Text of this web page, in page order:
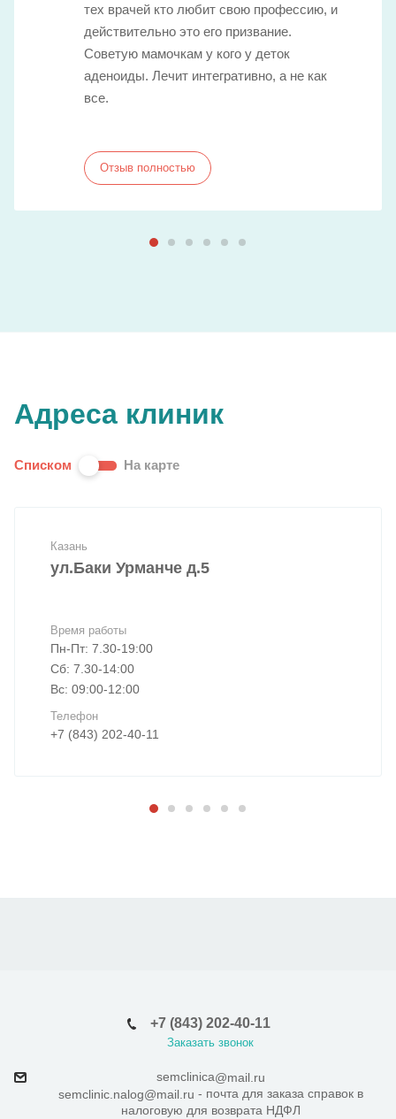
тех врачей кто любит свою профессию, и
действительно это его призвание.
Советую мамочкам у кого у деток
аденоиды. Лечит интегративно, а не как
все.
Отзыв полностью
Адреса клиник
Списком На карте
Казань
ул.Баки Урманче д.5
Время работы
Пн-Пт: 7.30-19:00
Сб: 7.30-14:00
Вс: 09:00-12:00
Телефон
+7 (843) 202-40-11
+7 (843) 202-40-11
Заказать звонок
semclinica@mail.ru
semclinic.nalog@mail.ru - почта для заказа справок в
налоговую для возврата НДФЛ